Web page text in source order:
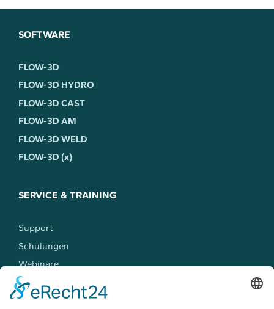
SOFTWARE
FLOW-3D
FLOW-3D HYDRO
FLOW-3D CAST
FLOW-3D AM
FLOW-3D WELD
FLOW-3D (x)
SERVICE & TRAINING
Support
Schulungen
Webinare
Workshops